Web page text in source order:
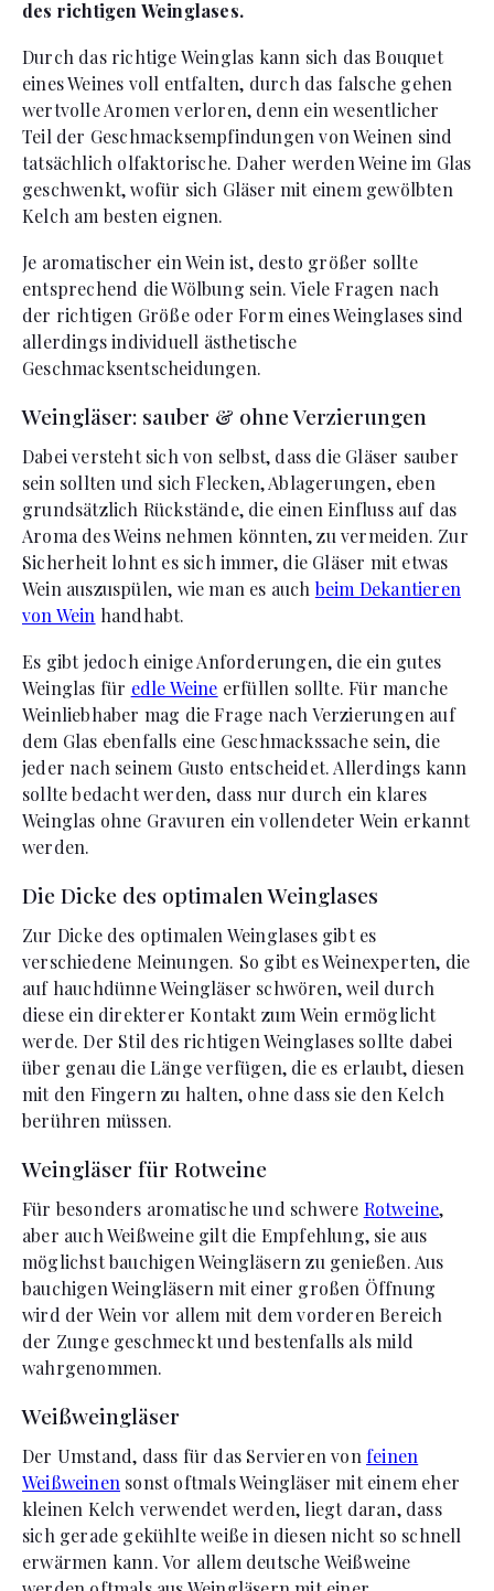
des richtigen Weinglases.
Durch das richtige Weinglas kann sich das Bouquet
eines Weines voll entfalten, durch das falsche gehen
wertvolle Aromen verloren, denn ein wesentlicher
Teil der Geschmacksempfindungen von Weinen sind
tatsächlich olfaktorische. Daher werden Weine im Glas
geschwenkt, wofür sich Gläser mit einem gewölbten
Kelch am besten eignen.
Je aromatischer ein Wein ist, desto größer sollte
entsprechend die Wölbung sein. Viele Fragen nach
der richtigen Größe oder Form eines Weinglases sind
allerdings individuell ästhetische
Geschmacksentscheidungen.
Weingläser: sauber & ohne Verzierungen
Dabei versteht sich von selbst, dass die Gläser sauber
sein sollten und sich Flecken, Ablagerungen, eben
grundsätzlich Rückstände, die einen Einfluss auf das
Aroma des Weins nehmen könnten, zu vermeiden. Zur
Sicherheit lohnt es sich immer, die Gläser mit etwas
Wein auszuspülen, wie man es auch beim Dekantieren
von Wein handhabt.
Es gibt jedoch einige Anforderungen, die ein gutes
Weinglas für edle Weine erfüllen sollte. Für manche
Weinliebhaber mag die Frage nach Verzierungen auf
dem Glas ebenfalls eine Geschmackssache sein, die
jeder nach seinem Gusto entscheidet. Allerdings kann
sollte bedacht werden, dass nur durch ein klares
Weinglas ohne Gravuren ein vollendeter Wein erkannt
werden.
Die Dicke des optimalen Weinglases
Zur Dicke des optimalen Weinglases gibt es
verschiedene Meinungen. So gibt es Weinexperten, die
auf hauchdünne Weingläser schwören, weil durch
diese ein direkterer Kontakt zum Wein ermöglicht
werde. Der Stil des richtigen Weinglases sollte dabei
über genau die Länge verfügen, die es erlaubt, diesen
mit den Fingern zu halten, ohne dass sie den Kelch
berühren müssen.
Weingläser für Rotweine
Für besonders aromatische und schwere Rotweine,
aber auch Weißweine gilt die Empfehlung, sie aus
möglichst bauchigen Weingläsern zu genießen. Aus
bauchigen Weingläsern mit einer großen Öffnung
wird der Wein vor allem mit dem vorderen Bereich
der Zunge geschmeckt und bestenfalls als mild
wahrgenommen.
Weißweingläser
Der Umstand, dass für das Servieren von feinen
Weißweinen sonst oftmals Weingläser mit einem eher
kleinen Kelch verwendet werden, liegt daran, dass
sich gerade gekühlte weiße in diesen nicht so schnell
erwärmen kann. Vor allem deutsche Weißweine